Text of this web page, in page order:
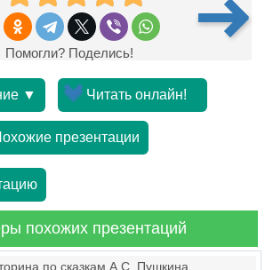
Помогли? Поделись!
▼ Читать онлайн!
презентации
похожих презентаций
по сказкам А.С. Пушкина